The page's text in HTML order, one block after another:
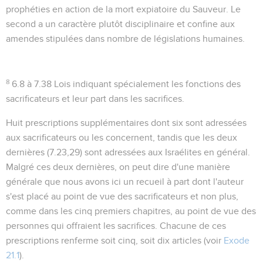
prophéties en action de la mort expiatoire du Sauveur. Le
second a un caractère plutôt disciplinaire et confine aux
amendes stipulées dans nombre de législations humaines.
8 6.8 à 7.38 Lois indiquant spécialement les fonctions des
sacrificateurs et leur part dans les sacrifices.
Huit prescriptions supplémentaires dont six sont adressées
aux sacrificateurs ou les concernent, tandis que les deux
dernières (7.23,29) sont adressées aux Israélites en général.
Malgré ces deux dernières, on peut dire d'une manière
générale que nous avons ici un recueil à part dont l'auteur
s'est placé au point de vue des sacrificateurs et non plus,
comme dans les cinq premiers chapitres, au point de vue des
personnes qui offraient les sacrifices. Chacune de ces
prescriptions renferme soit cinq, soit dix articles (voir Exode
21.1).